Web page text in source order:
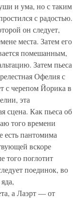
и ума, но с таким
с радостью.
он следует,
места. Затем его
помешанным,
Затем пьеса
Офелия с
с черепом Йорика в
эта
сцена. Как пьеса об
того времени
есть пантомима
вскоре
того поглотит
поединок, во
а Лаэрт — от